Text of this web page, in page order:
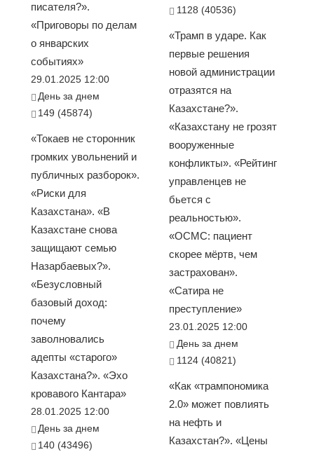
писателя?».
«Приговоры по делам
о январских
событиях»
29.01.2025 12:00
День за днем
149 (45874)
«Токаев не сторонник
громких увольнений и
публичных разборок».
«Риски для
Казахстана». «В
Казахстане снова
защищают семью
Назарбаевых?».
«Безусловный
базовый доход:
почему
заволновались
адепты «старого»
Казахстана?». «Эхо
кровавого Кантара»
28.01.2025 12:00
День за днем
140 (43496)
1128 (40536)
«Трамп в ударе. Как
первые решения
новой администрации
отразятся на
Казахстане?».
«Казахстану не грозят
вооруженные
конфликты». «Рейтинг
управленцев не
бьется с
реальностью».
«ОСМС: пациент
скорее мёртв, чем
застрахован».
«Сатира не
преступление»
23.01.2025 12:00
День за днем
1124 (40821)
«Как «трампономика
2.0» может повлиять
на нефть и
Казахстан?». «Цены